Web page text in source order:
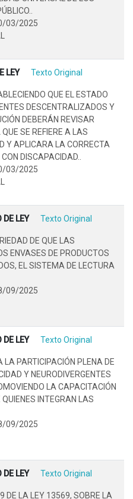
03/2025
LEY Texto Original
QUE EL ESTADO
DESCENTRALIZADOS Y
DEBERÁN REVISAR
SE REFIERE A LAS
Y APLICARA LA CORRECTA
DISCAPACIDAD..
03/2025
DE LEY Texto Original
DE QUE LAS
ENVASES DE PRODUCTOS
EL SISTEMA DE LECTURA
09/2025
DE LEY Texto Original
PARTICIPACIÓN PLENA DE
Y NEURODIVERGENTES
LA CAPACITACIÓN
INTEGRAN LAS
09/2025
DE LEY Texto Original
DE LA LEY 13569, SOBRE LA